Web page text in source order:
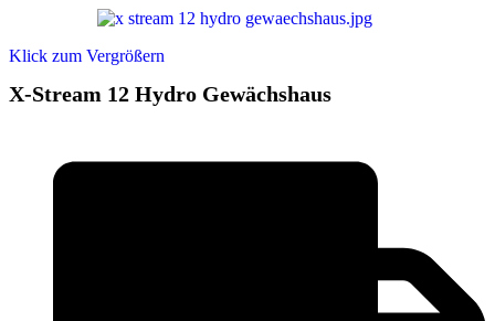
Klick zum Vergrößern
X-Stream 12 Hydro Gewächshaus